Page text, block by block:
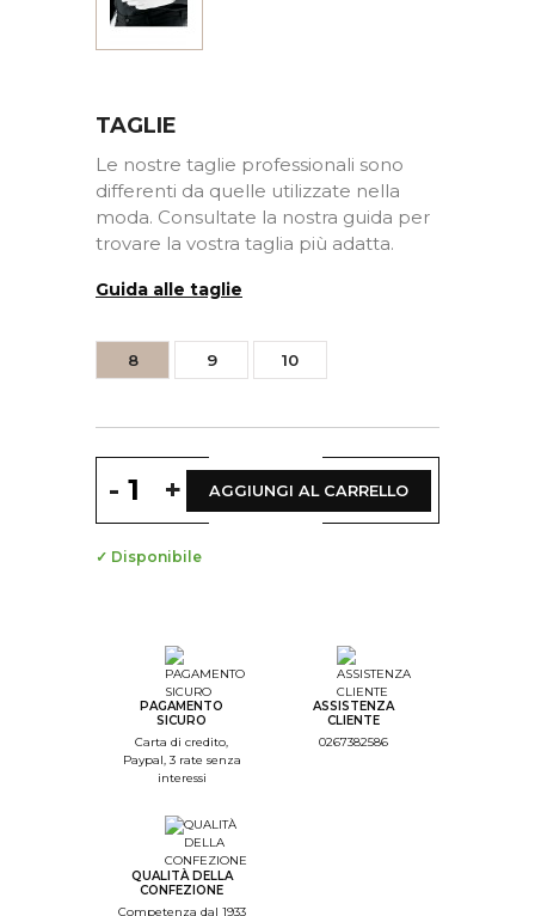
TAGLIE
Le nostre taglie professionali sono
differenti da quelle utilizzate nella
moda. Consultate la nostra guida per
trovare la vostra taglia più adatta.
Guida alle taglie
8 9 10
- + AGGIUNGI AL CARRELLO
✓ Disponibile
PAGAMENTO
SICURO
Carta di credito,
Paypal, 3 rate senza
interessi
ASSISTENZA
CLIENTE
0267382586
QUALITÀ DELLA
CONFEZIONE
Competenza dal 1933